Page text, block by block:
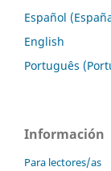
Español
English
Português
Información
Para lectores/as